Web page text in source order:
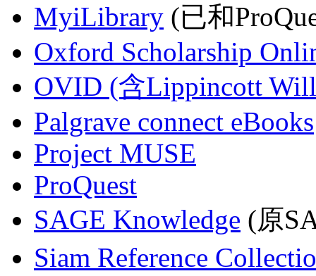
MyiLibrary (已和
Oxford Scholarship
OVID (含Lippincott
Palgrave connect eBooks
Project MUSE
ProQuest
SAGE Knowledge (原
Siam Reference